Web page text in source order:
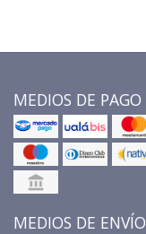
MEDIOS DE PAGO
MEDIOS DE ENVÍO